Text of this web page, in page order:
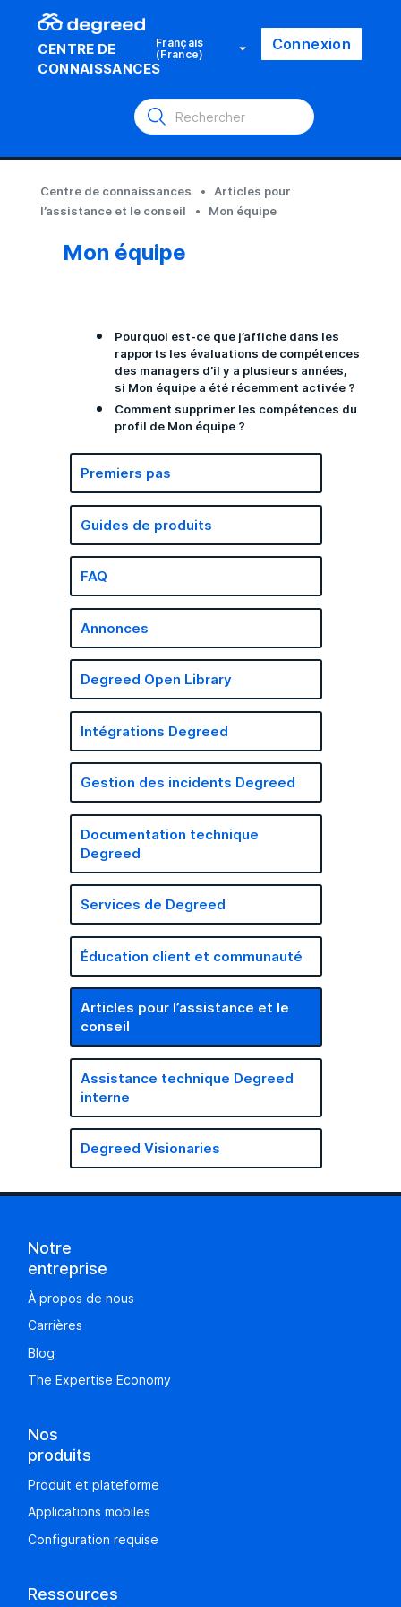
CENTRE DE
CONNAISSANCES
Français
(France) Connexion
Centre de connaissances
Articles pour
l’assistance et le conseil
Mon équipe
Premiers pas
Guides de produits
FAQ
Annonces
Degreed Open Library
Intégrations Degreed
Gestion des incidents Degreed
Documentation technique
Degreed
Services de Degreed
Éducation client et communauté
Articles pour l’assistance et le
conseil
Assistance technique Degreed
interne
Degreed Visionaries
Mon équipe
Pourquoi est-ce que j’affiche dans les
rapports les évaluations de compétences
des managers d’il y a plusieurs années,
si Mon équipe a été récemment activée ?
Comment supprimer les compétences du
profil de Mon équipe ?
Notre
entreprise
À propos de nous
Carrières
Blog
The Expertise Economy
Nos
produits
Produit et plateforme
Applications mobiles
Configuration requise
Ressources